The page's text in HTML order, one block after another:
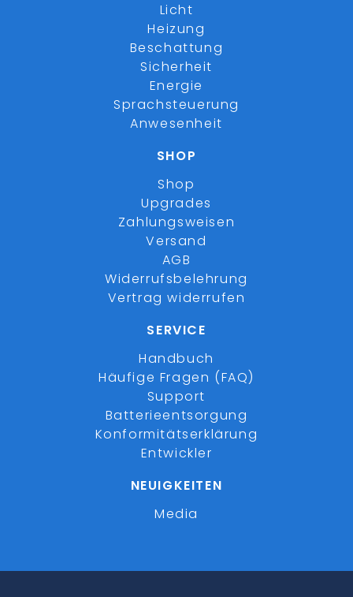
Licht
Heizung
Beschattung
Sicherheit
Energie
Sprachsteuerung
Anwesenheit
SHOP
Shop
Upgrades
Zahlungsweisen
Versand
AGB
Widerrufsbelehrung
Vertrag widerrufen
SERVICE
Handbuch
Häufige Fragen (FAQ)
Support
Batterieentsorgung
Konformitätserklärung
Entwickler
NEUIGKEITEN
Media